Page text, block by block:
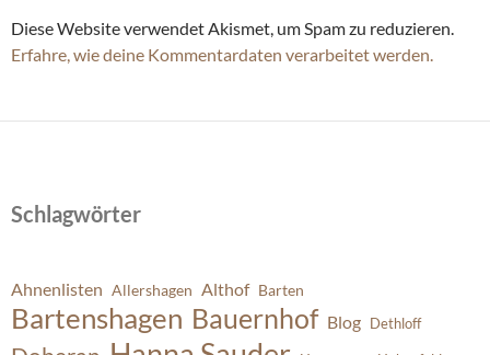
Diese Website verwendet Akismet, um Spam zu reduzieren.
Erfahre, wie deine Kommentardaten verarbeitet werden.
Schlagwörter
Ahnenlisten Allershagen Althof Barten
Bartenshagen Bauernhof Blog Dethloff